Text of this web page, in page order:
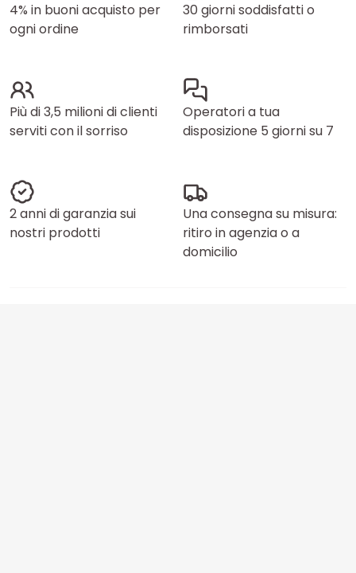
4% in buoni acquisto per
ogni ordine
30 giorni soddisfatti o
rimborsati
Più di 3,5 milioni di clienti
serviti con il sorriso
Operatori a tua
disposizione 5 giorni su 7
2 anni di garanzia sui
nostri prodotti
Una consegna su misura:
ritiro in agenzia o a
domicilio